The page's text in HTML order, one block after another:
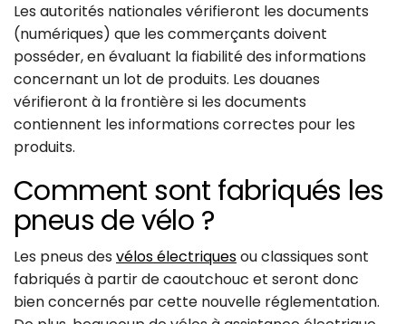
Les autorités nationales vérifieront les documents
(numériques) que les commerçants doivent
posséder, en évaluant la fiabilité des informations
concernant un lot de produits. Les douanes
vérifieront à la frontière si les documents
contiennent les informations correctes pour les
produits.
Comment sont fabriqués les
pneus de vélo ?
Les pneus des vélos électriquesou classiques sont
fabriqués à partir de caoutchouc et seront donc
bien concernés par cette nouvelle réglementation.